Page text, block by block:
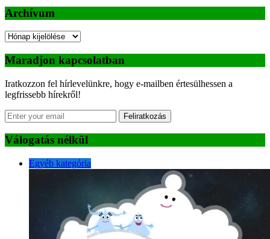
Archívum
Archívum
Maradjon kapcsolatban
Iratkozzon fel hírlevelünkre, hogy e-mailben értesülhessen a
legfrissebb hírekről!
Feliratkozás
Válogatás nélkül
Egyéb kategória